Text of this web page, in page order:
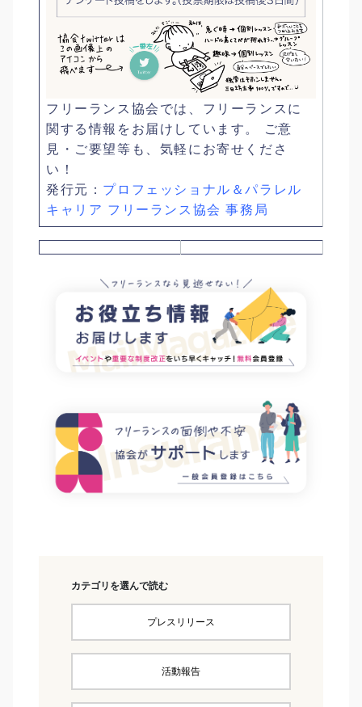
フリーランス協会では、フリーランスに
関する情報をお届けしています。 ご意
見・ご要望等も、気軽にお寄せくださ
い！
発行元： プロフェッショナル＆パラレル
キャリア フリーランス協会 事務局
カテゴリを選んで読む
プレスリリース
活動報告